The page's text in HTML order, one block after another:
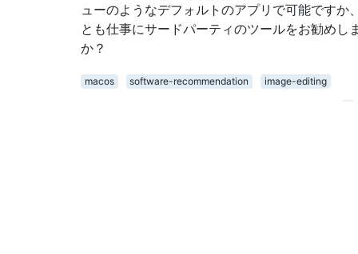
ューのようなデフォルトのアプリで可能ですか
とも仕事にサードパーティのツールをお勧めし
か？
macos software-recommendation
image-editing